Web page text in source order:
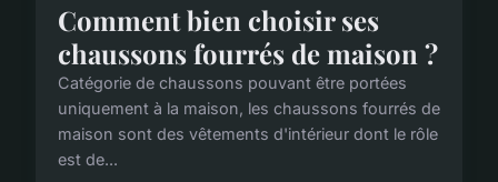
Comment bien choisir ses
chaussons fourrés de maison ?
Catégorie de chaussons pouvant être portées
uniquement à la maison, les chaussons fourrés de
maison sont des vêtements d'intérieur dont le rôle
est de...